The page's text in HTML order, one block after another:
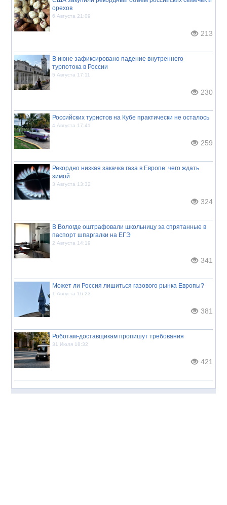
орехов
6 Августа 21:09
213
В июне зафиксировано падение внутреннего
турпотока в России
5 Августа 17:11
230
Российских туристов на Кубе практически не осталось
4 Августа 17:41
259
Рекордно низкая закачка газа в Европе: чего ждать
зимой
3 Августа 13:32
324
В Вологде оштрафовали школьницу за спрятанные в
паспорт шпаргалки на ЕГЭ
2 Августа 14:19
341
Может ли Россия лишиться газового рынка Европы?
1 Августа 16:23
381
Роботам-доставщикам пропишут требования
31 Июля 18:32
421